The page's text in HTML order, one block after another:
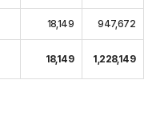
18,149 947,672
18,149 1,228,149